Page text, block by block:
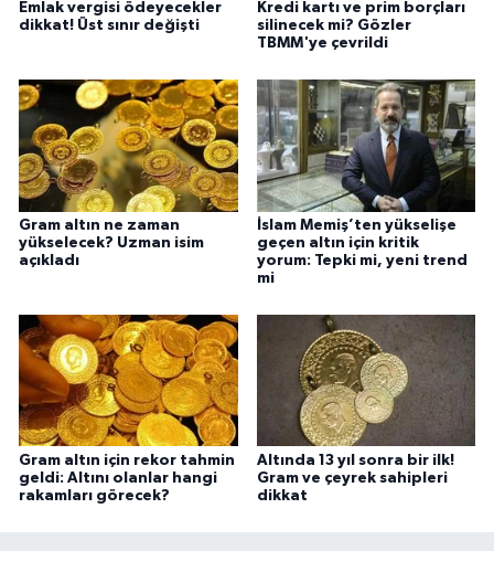
Emlak vergisi ödeyecekler
dikkat! Üst sınır değişti
Kredi kartı ve prim borçları
silinecek mi? Gözler
TBMM'ye çevrildi
Gram altın ne zaman
yükselecek? Uzman isim
açıkladı
İslam Memiş’ten yükselişe
geçen altın için kritik
yorum: Tepki mi, yeni trend
mi
Gram altın için rekor tahmin
geldi: Altını olanlar hangi
rakamları görecek?
Altında 13 yıl sonra bir ilk!
Gram ve çeyrek sahipleri
dikkat